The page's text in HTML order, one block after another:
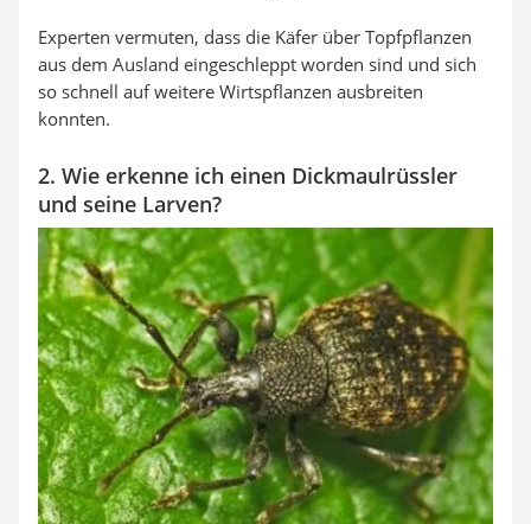
Experten vermuten, dass die Käfer über Topfpflanzen
aus dem Ausland eingeschleppt worden sind und sich
so schnell auf weitere Wirtspflanzen ausbreiten
konnten.
2. Wie erkenne ich einen Dickmaulrüssler
und seine Larven?